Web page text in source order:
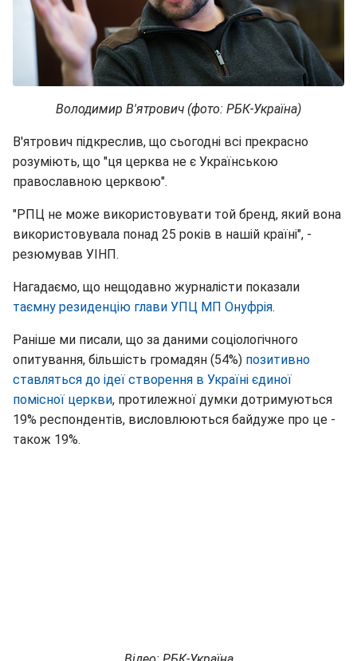
Володимир В'ятрович (фото: РБК-Україна)
В'ятрович підкреслив, що сьогодні всі прекрасно
розуміють, що "ця церква не є Українською
православною церквою".
"РПЦ не може використовувати той бренд, який вона
використовувала понад 25 років в нашій країні", -
резюмував УІНП.
Нагадаємо, що нещодавно журналісти показали
таємну резиденцію глави УПЦ МП Онуфрія.
Раніше ми писали, що за даними соціологічного
опитування, більшість громадян (54%) позитивно
ставляться до ідеї створення в Україні єдиної
помісної церкви, протилежної думки дотримуються
19% респондентів, висловлюються байдуже про це -
також 19%.